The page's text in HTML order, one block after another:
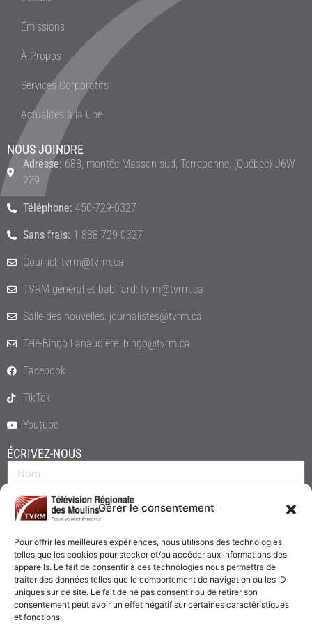
Gérer le consentement
Pour offrir les meilleures expériences, nous utilisons des technologies
telles que les cookies pour stocker et/ou accéder aux informations des
appareils. Le fait de consentir à ces technologies nous permettra de
traiter des données telles que le comportement de navigation ou les ID
uniques sur ce site. Le fait de ne pas consentir ou de retirer son
consentement peut avoir un effet négatif sur certaines caractéristiques
et fonctions.
Émissions
À Propos
Services Corporatifs
Actualités à la Une
NOUS JOINDRE
Adresse: 688, montée Masson sud, Terrebonne, (Québec) J6W
2Z9
Téléphone: 450-729-0327
Sans frais: 1-888-729-0327
Courriel: tvrm@tvrm.ca
TVRM général et babillard: tvrm@tvrm.ca
Salle des nouvelles: journalistes@tvrm.ca
Télé-Bingo Lanaudière: bingo@tvrm.ca
Facebook
TikTok
Youtube
ÉCRIVEZ-NOUS